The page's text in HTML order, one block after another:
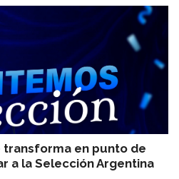
transforma en punto de
a la Selección Argentina